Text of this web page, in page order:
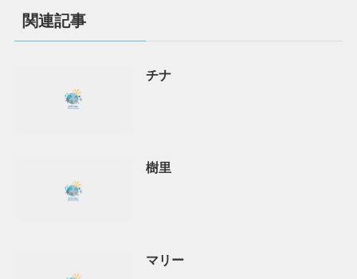
関連記事
チナ
樹里
マリー